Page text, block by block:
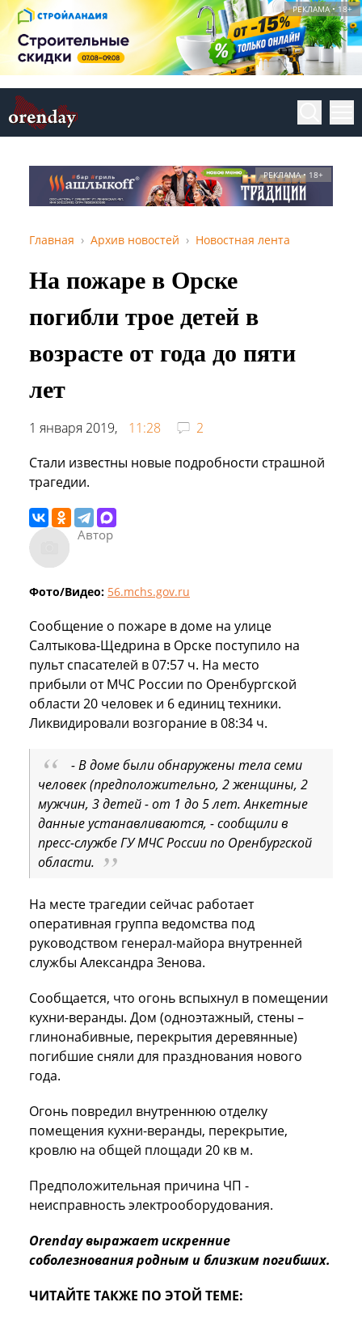
РЕКЛАМА • 18+
РЕКЛАМА • 18+
Главная Архив новостей Новостная лента
На пожаре в Орске
погибли трое детей в
возрасте от года до пяти
лет
1 января 2019, 11:28
2
Стали известны новые подробности страшной
трагедии.
Автор
Фото/Видео: 56.mchs.gov.ru
Сообщение о пожаре в доме на улице
Салтыкова-Щедрина в Орске поступило на
пульт спасателей в 07:57 ч. На место
прибыли от МЧС России по Оренбургской
области 20 человек и 6 единиц техники.
Ликвидировали возгорание в 08:34 ч.
- В доме были обнаружены тела семи
человек (предположительно, 2 женщины, 2
мужчин, 3 детей - от 1 до 5 лет. Анкетные
данные устанавливаются, - сообщили в
пресс-службе ГУ МЧС России по Оренбургской
области.
На месте трагедии сейчас работает
оперативная группа ведомства под
руководством генерал-майора внутренней
службы Александра Зенова.
Сообщается, что огонь вспыхнул в помещении
кухни-веранды. Дом (одноэтажный, стены –
глинонабивные, перекрытия деревянные)
погибшие сняли для празднования нового
года.
Огонь повредил внутреннюю отделку
помещения кухни-веранды, перекрытие,
кровлю на общей площади 20 кв м.
Предположительная причина ЧП -
неисправность электрооборудования.
Orenday выражает искренние
соболезнования родным и близким погибших.
ЧИТАЙТЕ ТАКЖЕ ПО ЭТОЙ ТЕМЕ: